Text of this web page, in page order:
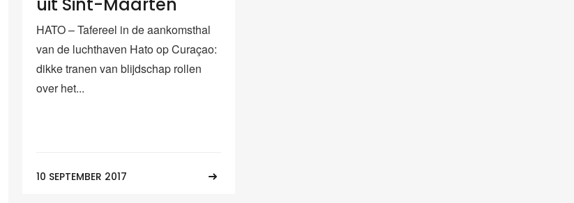
HATO – Tafereel in de aankomsthal
van de luchthaven Hato op Curaçao:
dikke tranen van blijdschap rollen
over het...
10 SEPTEMBER 2017